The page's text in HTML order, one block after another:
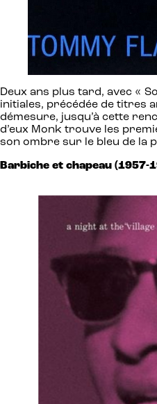
Deux ans plus tard, avec «
initiales, précédée de titres
démesure, jusqu’à cette
d’eux Monk trouve les
son ombre sur le bleu de la
Barbiche et chapeau (1957-